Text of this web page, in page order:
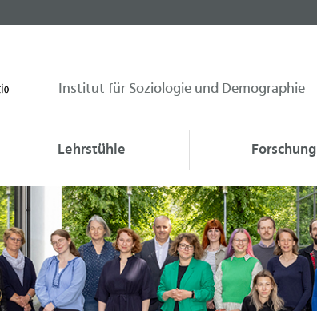
Institut für Soziologie und Demographie
Lehrstühle Forschung